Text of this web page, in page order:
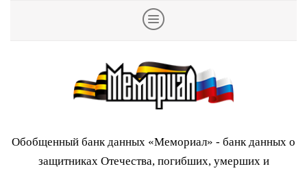
Обобщенный банк данных «Мемориал» - банк данных о
защитниках Отечества, погибших, умерших и